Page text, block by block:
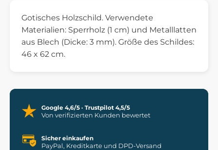
Gotisches Holzschild. Verwendete
Materialien: Sperrholz (1 cm) und Metalllatten
aus Blech (Dicke: 3 mm). Größe des Schildes:
46 x 62 cm.
Google 4,6/5 · Trustpilot 4,5/5
Von verifizierten Kunden bewertet
Sicher einkaufen
PayPal, Kreditkarte und DPD-Versand